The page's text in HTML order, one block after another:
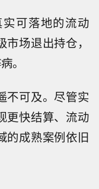
可落地的流动
场退出持仓，
。
不可及。尽管实
更快结算、流动
的成熟案例依旧